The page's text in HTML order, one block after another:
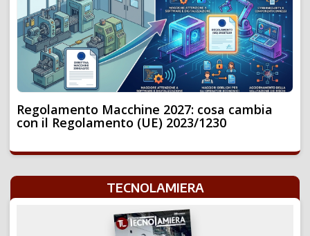
Regolamento Macchine 2027: cosa cambia
con il Regolamento (UE) 2023/1230
TECNOLAMIERA